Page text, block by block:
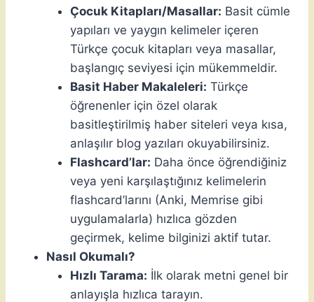
Çocuk Kitapları/Masallar: Basit cümle
yapıları ve yaygın kelimeler içeren
Türkçe çocuk kitapları veya masallar,
başlangıç seviyesi için mükemmeldir.
Basit Haber Makaleleri: Türkçe
öğrenenler için özel olarak
basitleştirilmiş haber siteleri veya kısa,
anlaşılır blog yazıları okuyabilirsiniz.
Flashcard’lar: Daha önce öğrendiğiniz
veya yeni karşılaştığınız kelimelerin
flashcard’larını (Anki, Memrise gibi
uygulamalarla) hızlıca gözden
geçirmek, kelime bilginizi aktif tutar.
Nasıl Okumalı?
Hızlı Tarama: İlk olarak metni genel bir
anlayışla hızlıca tarayın.